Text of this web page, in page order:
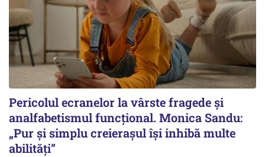
Pericolul ecranelor la vârste fragede și
analfabetismul funcțional. Monica Sandu:
„Pur și simplu creierașul își inhibă multe
abilități”